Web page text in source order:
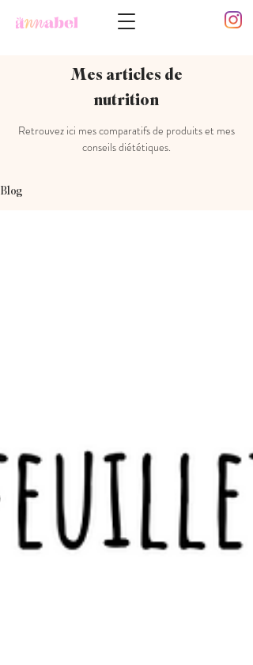
Mes articles de
nutrition
Retrouvez ici mes comparatifs de produits et mes
conseils diététiques.
Blog